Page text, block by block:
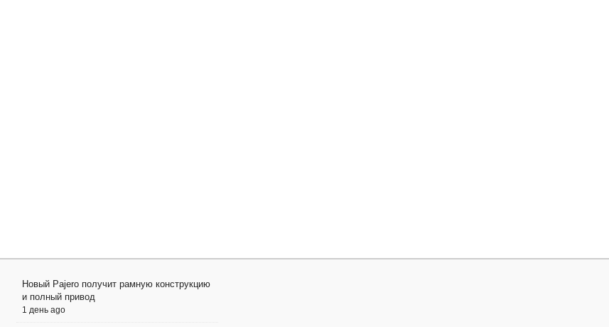
Новый Pajero получит рамную конструкцию
и полный привод
1 день ago